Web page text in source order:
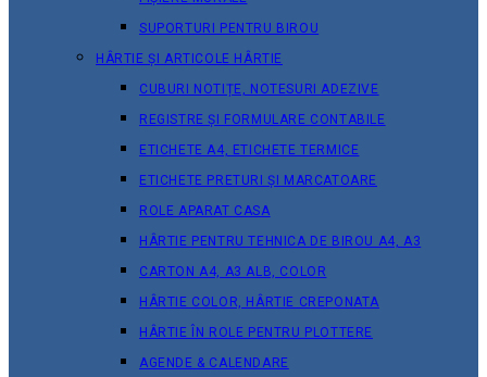
SUPORTURI PENTRU BIROU
HÂRTIE ȘI ARTICOLE HÂRTIE
CUBURI NOTIȚE, NOTESURI ADEZIVE
REGISTRE ȘI FORMULARE CONTABILE
ETICHETE A4, ETICHETE TERMICE
ETICHETE PRETURI ȘI MARCATOARE
ROLE APARAT CASA
HÂRTIE PENTRU TEHNICA DE BIROU A4, A3
CARTON A4, A3 ALB, COLOR
HÂRTIE COLOR, HÂRTIE CREPONATA
HÂRTIE ÎN ROLE PENTRU PLOTTERE
AGENDE & CALENDARE